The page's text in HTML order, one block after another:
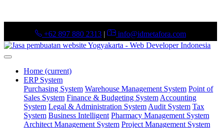
+62 897 880 2313 | info@idmetafora.com
Home (current)
ERP System
Purchasing System Warehouse Management System Point of
Sales System Finance & Budgeting System Accounting
System Legal & Administration System Audit System Tax
System Business Intelligent Pharmacy Management System
Architect Management System Project Management System